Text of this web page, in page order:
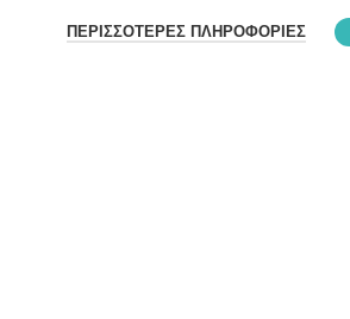
ΠΕΡΙΣΣΌΤΕΡΕΣ ΠΛΗΡΟΦΟΡΊΕΣ
Filters Καλάθι